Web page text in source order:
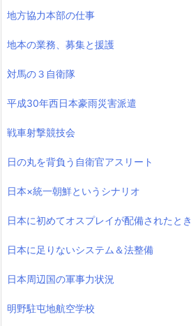
地方協力本部の仕事
地本の業務、募集と援護
対馬の３自衛隊
平成30年西日本豪雨災害派遣
戦車射撃競技会
日の丸を背負う自衛官アスリート
日本×統一朝鮮というシナリオ
日本に初めてオスプレイが配備されたとき
日本に足りないシステム＆法整備
日本周辺国の軍事力状況
明野駐屯地航空学校